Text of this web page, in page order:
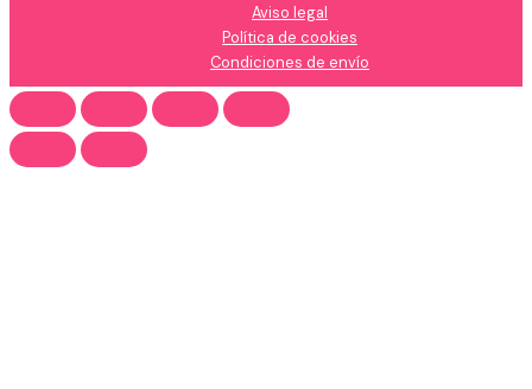
Aviso legal
Política de cookies
Condiciones de envío